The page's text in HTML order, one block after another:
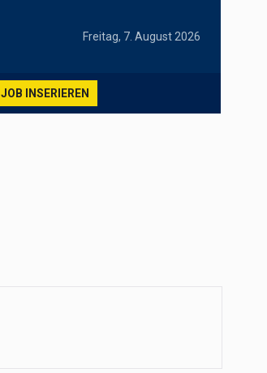
Freitag, 7. August 2026
JOB INSERIEREN